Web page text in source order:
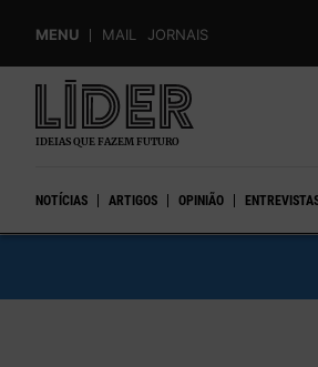
main
content
MENU MAIL JORNAIS
IDEIAS QUE FAZEM FUTURO
NOTÍCIAS ARTIGOS OPINIÃO